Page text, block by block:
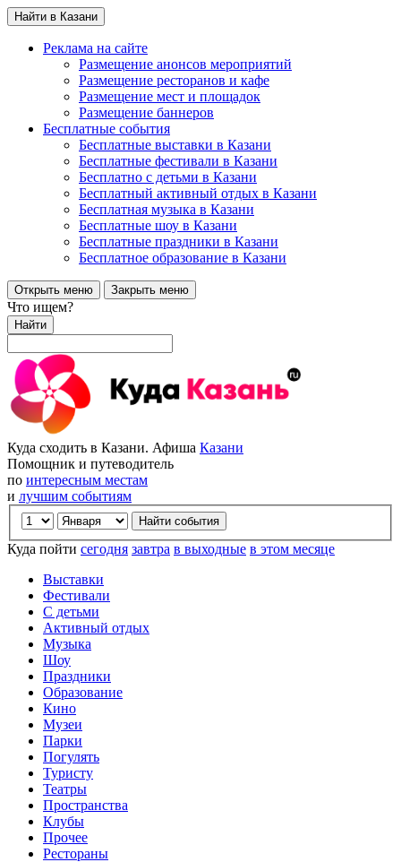
Найти в Казани
Реклама на сайте
Размещение анонсов мероприятий
Размещение ресторанов и кафе
Размещение мест и площадок
Размещение баннеров
Бесплатные события
Бесплатные выставки в Казани
Бесплатные фестивали в Казани
Бесплатно с детьми в Казани
Бесплатный активный отдых в Казани
Бесплатная музыка в Казани
Бесплатные шоу в Казани
Бесплатные праздники в Казани
Бесплатное образование в Казани
Открыть меню Закрыть меню
Что ищем?
Найти
Куда сходить в Казани. Афиша Казани
Помощник и путеводитель
по интересным местам
и лучшим событиям
Куда пойти сегодня завтра в выходные в этом месяце
Выставки
Фестивали
С детьми
Активный отдых
Музыка
Шоу
Праздники
Образование
Кино
Музеи
Парки
Погулять
Туристу
Театры
Пространства
Клубы
Прочее
Рестораны